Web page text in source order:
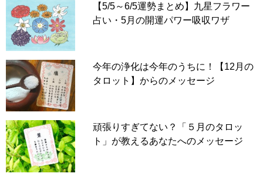
【5/5～6/5運勢まとめ】九星フラワー
占い・5月の開運パワー吸収ワザ
今年の浄化は今年のうちに！【12月の
タロット】からのメッセージ
頑張りすぎてない？「５月のタロッ
ト」が教えるあなたへのメッセージ